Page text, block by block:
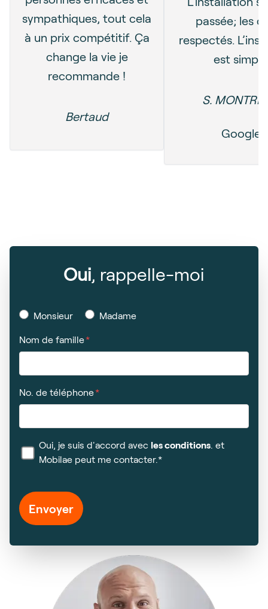
sympathiques, tout cela
à un prix compétitif. Ça
change la vie je
recommande !
Bertaud
passée; les
respectés.
est
S.
Google
Oui, rappelle-moi
Monsieur Madame
Nom de famille
No. de téléphone
Oui, je suis d'accord avec les conditions. et
Mobilae peut me contacter.*
Envoyer